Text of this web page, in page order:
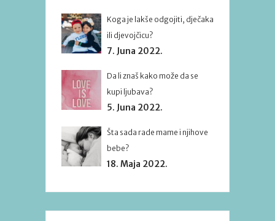
Koga je lakše odgojiti, dječaka
ili djevojčicu?
7. Juna 2022.
Da li znaš kako može da se
kupi ljubava?
5. Juna 2022.
Šta sada rade mame i njihove
bebe?
18. Maja 2022.